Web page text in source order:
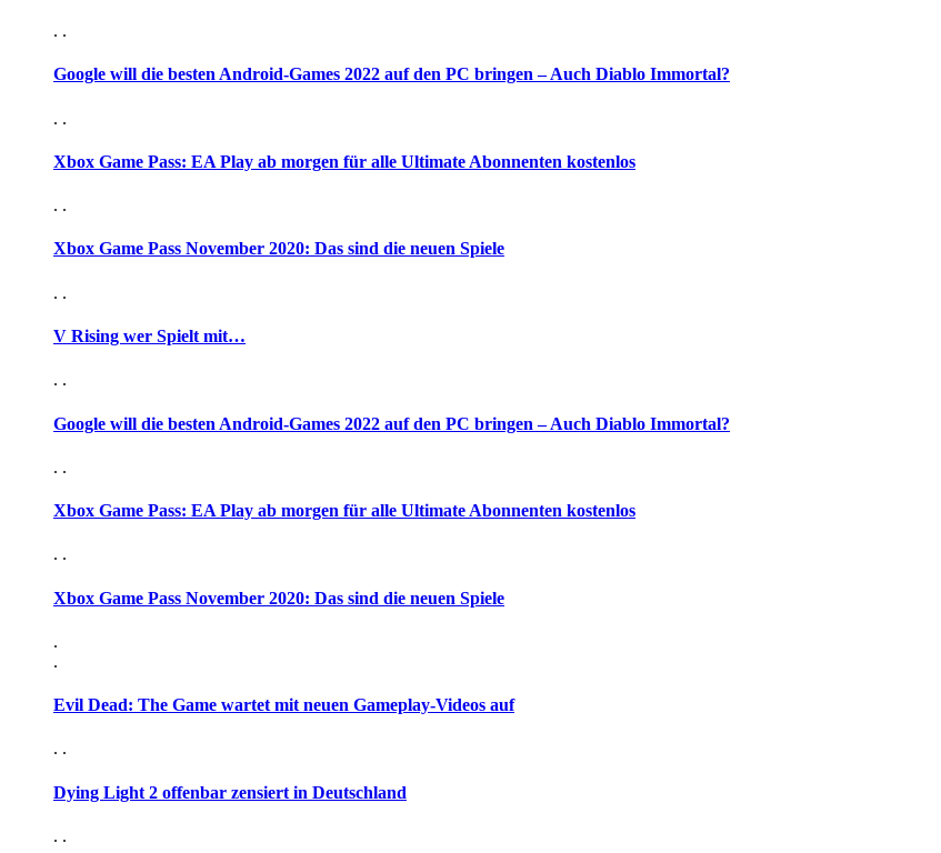
. .
Google will die besten Android-Games 2022 auf den PC bringen – Auch Diablo Immortal?
. .
Xbox Game Pass: EA Play ab morgen für alle Ultimate Abonnenten kostenlos
. .
Xbox Game Pass November 2020: Das sind die neuen Spiele
. .
V Rising wer Spielt mit…
. .
Google will die besten Android-Games 2022 auf den PC bringen – Auch Diablo Immortal?
. .
Xbox Game Pass: EA Play ab morgen für alle Ultimate Abonnenten kostenlos
. .
Xbox Game Pass November 2020: Das sind die neuen Spiele
.
.
Evil Dead: The Game wartet mit neuen Gameplay-Videos auf
. .
Dying Light 2 offenbar zensiert in Deutschland
. .